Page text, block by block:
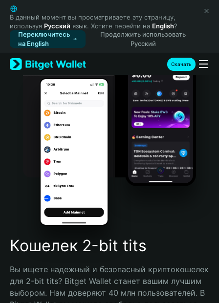
English
日本語
Tiếng Việt
Русский
Español (Latinoamérica)
Türkçe
Italiano
Português (Portugal)
Bahasa Indonesia
Português (Brasil)
Español (Argentina)
В данный момент вы просматриваете эту страницу,
используя Русский язык. Хотите перейти на English?
Переключитесь
на English
Продолжить использовать
Русский
Скачать
Кошелек 2-bit tits
Вы ищете надежный и безопасный криптокошелек
для 2-bit tits? Bitget Wallet станет вашим лучшим
выбором. Нам доверяют 40 млн пользователей. В